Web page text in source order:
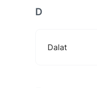
D
Dalat